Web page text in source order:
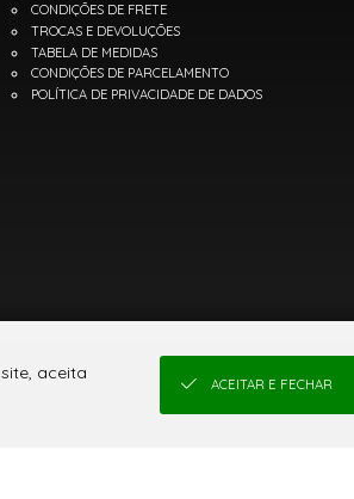
CONDIÇÕES DE FRETE
TROCAS E DEVOLUÇÕES
TABELA DE MEDIDAS
CONDIÇÕES DE PARCELAMENTO
POLÍTICA DE PRIVACIDADE DE DADOS
aceita
ACEITAR E FECHAR